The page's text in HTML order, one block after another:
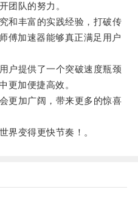
队的努力。
丰富的实践经验，打破传
傅加速器能够真正满足用户
提供了一个突破速度瓶颈
更加便捷高效。
加广阔，带来更多的惊喜
变得更快节奏！。